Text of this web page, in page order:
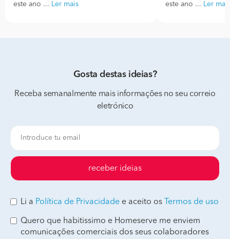
este ano ... Ler mais
este ano ... Ler mais
Gosta destas ideias?
Receba semanalmente mais informações no seu correio
eletrónico
receber ideias
Li a Política de Privacidade e aceito os Termos de uso
Quero que habitissimo e Homeserve me enviem
comunicações comerciais dos seus colaboradores